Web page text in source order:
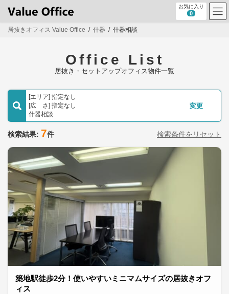
お気に入り
0
居抜きオフィス Value Office 什器 什器相談
Office List
居抜き・セットアップオフィス物件一覧
[エリア] 指定なし
[広 さ] 指定なし
什器相談
変更
検索結果: 7件 検索条件をリセット
築地駅徒歩2分！使いやすいミニマムサイズの居抜きオフ
ィス